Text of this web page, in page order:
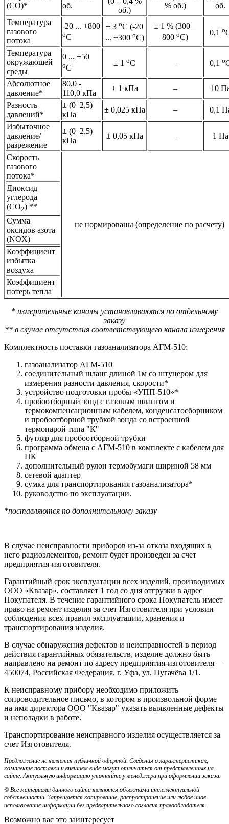
(СO)*
об.
об.)
% об.)
об.
Температура
газового
потока
-20 ... +800
оС
± 3 оС (-20
... +300 оС)
± 1 % (300 –
800 оС)
0,1 о
Температура
окружающей
среды
0 ... +50
оС
± 1 оС – 0,1 о
Абсолютное
давление*
80,0 -
110,0 кПа
± 1 кПа –
10
Разность
давлений*
± (0–2,5)
кПа
± 0,025 кПа –
0,1
Избыточное
давление/
разрежение
± (0–2,5)
кПа
± 0,05 кПа – 1 Па
Скорость
газового
потока*
не нормированы (определение по расчету)
Диоксид
углерода
(CO2) **
Сумма
оксидов азота
(NOX)
Коэффициент
избытка
воздуха
Коэффициент
потерь тепла
* измерительные каналы устанавливаются по отдельному
заказу
** в случае отсутствия соответствующего канала измерения
Комплектность поставки газоанализатора АГМ-510:
газоанализатор АГМ-510
соединительный шланг длиной 1м со штуцером для
измерения разности давления, скорости*
устройство подготовки пробы «УПП-510»*
пробоотборный зонд с газовым шлангом и
термокомпенсационным кабелем, конденсатосборником
и пробоотборной трубкой зонда со встроенной
термопарой типа "К"
футляр для пробоотборной трубки
программа обмена с АГМ-510 в комплекте с кабелем для
ПК
дополнительный рулон термобумаги шириной 58 мм
сетевой адаптер
сумка для транспортирования газоанализатора*
руководство по эксплуатации.
*поставляются по дополнительному заказу
В случае неисправности приборов из-за отказа входящих в
него радиоэлементов, ремонт будет произведен за счет
предприятия-изготовителя.
Гарантийный срок эксплуатации всех изделий, производимых
ООО «Квазар», составляет 1 год со дня отгрузки в адрес
Покупателя. В течение гарантийного срока Покупатель имеет
право на ремонт изделия за счет Изготовителя при условии
соблюдения всех правил эксплуатации, хранения и
транспортирования изделия.
В случае обнаружения дефектов и неисправностей в период
действия гарантийных обязательств, изделие должно быть
направлено на ремонт по адресу предприятия-изготовителя —
450074, Российская Федерация, г. Уфа, ул. Пугачёва 1/1.
К неисправному прибору необходимо приложить
сопроводительное письмо, в котором в произвольной форме
на имя директора ООО "Квазар" указать выявленные дефекты
и неполадки в работе.
Транспортирование неисправного изделия осуществляется за
счет Изготовителя.
Предложение не является публичной офертой. Сведения о характеристиках,
комплекте поставки и внешнем виде могут отличаться от представленных на
сайте. Актуальную информацию уточняйте у менеджера при оформлении заказа.
© Все материалы данного сайта являются объектами интеллектуальной
собственности. Запрещается копирование, распространение или любое иное
использование информации без предварительного согласия правообладателя.
Возможно вас это заинтересует